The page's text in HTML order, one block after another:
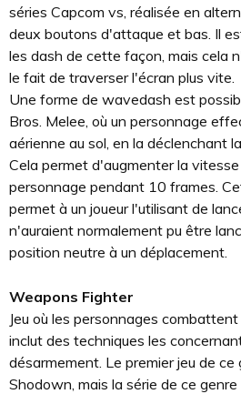
séries Capcom vs, réalisée en
deux boutons d'attaque et bas. Il
les dash de cette façon, mais cela
le fait de traverser l'écran plus vite.
Une forme de wavedash est
Bros. Melee, où un personnage
aérienne au sol, en la déclenchant
Cela permet d'augmenter la
personnage pendant 10 frames.
permet à un joueur l'utilisant de
n'auraient normalement pu être
position neutre à un déplacement.
Weapons Fighter
Jeu où les personnages
inclut des techniques les
désarmement. Le premier jeu de ce
Shodown, mais la série de ce